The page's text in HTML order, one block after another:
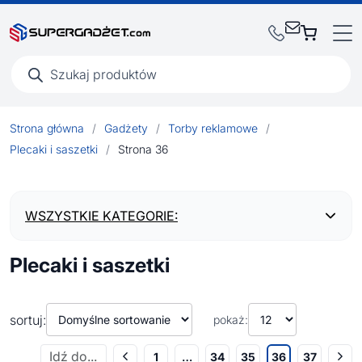
produktów
Strona główna / Gadżety / Torby reklamowe
/
Plecaki i saszetki
/ Strona 36
WSZYSTKIE KATEGORIE:
BESTSELLERY
NOWOŚCI
Plecaki i saszetki
sortuj: pokaż:
1 … 34 35 36 37